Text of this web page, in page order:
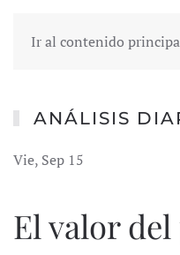
Ir al contenido
ANÁLISIS
Vie, Sep 15
El valor